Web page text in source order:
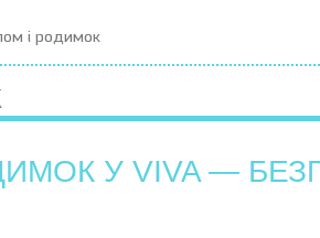
і родимок
У VIVA —